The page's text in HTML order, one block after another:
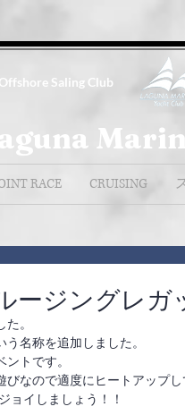
Offshore Saling Club
RACE CRUISING
ージングレガ
。
名称を追加しました。
トです。
びなので適度にヒートアップし
ョイしましょう！！